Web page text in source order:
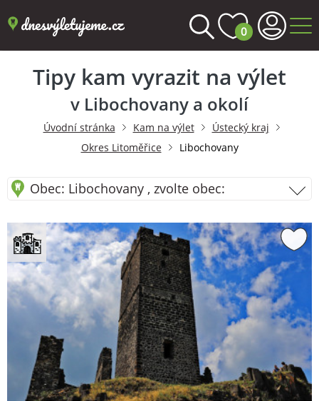
0
Tipy kam vyrazit na výlet
v Libochovany a okolí
Úvodní stránka Kam na výlet
Ústecký kraj
Okres Litoměřice
Libochovany
Obec: Libochovany , zvolte obec: